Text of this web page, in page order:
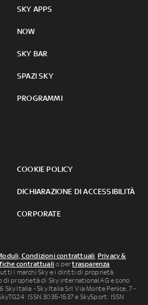
SKY APPS
NOW
SKY BAR
SPAZI SKY
PROGRAMMI
COOKIE POLICY
DICHIARAZIONE DI ACCESSIBILITÀ
CORPORATE
Condizioni contrattuali, Privacy &
contrattuali o pertrasparenza
i marchi Sky e i diritti di proprietà
proprietà di Sky international AG e sono
Italia - Sky Italia Srl Via Monte Penice, 7 -
ISSN 3035-1537 e SkySport: ISSN